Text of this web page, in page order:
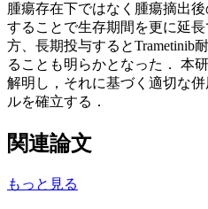
腫瘍存在下ではなく腫瘍摘出
することで生存期間を更に延
方、長期投与するとTrametinib
ることも明らかとなった． 本
解明し，それに基づく適切な
ルを確立する．
関連論文
もっと見る